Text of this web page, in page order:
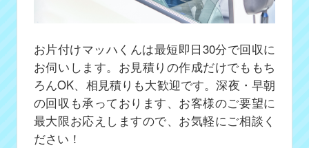
お片付けマッハくんは最短即日30分で回収に
お伺いします。お見積りの作成だけでももち
ろんOK、相見積りも大歓迎です。深夜・早朝
の回収も承っております、お客様のご要望に
最大限お応えしますので、お気軽にご相談く
ださい！